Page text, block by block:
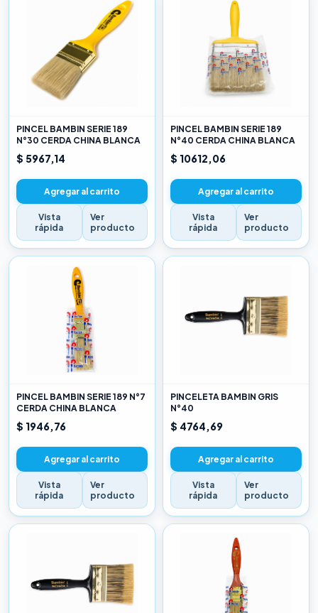
PINCEL BAMBIN SERIE 189
N°30 CERDA CHINA BLANCA
$ 5967,14
Agregar al carrito
Vista
rápida
Ver
producto
PINCEL BAMBIN SERIE 189
N°40 CERDA CHINA BLANCA
$ 10612,06
Agregar al carrito
Vista
rápida
Ver
producto
PINCEL BAMBIN SERIE 189 N°7
CERDA CHINA BLANCA
$ 1946,76
Agregar al carrito
Vista
rápida
Ver
producto
PINCELETA BAMBIN GRIS
N°40
$ 4764,69
Agregar al carrito
Vista
rápida
Ver
producto